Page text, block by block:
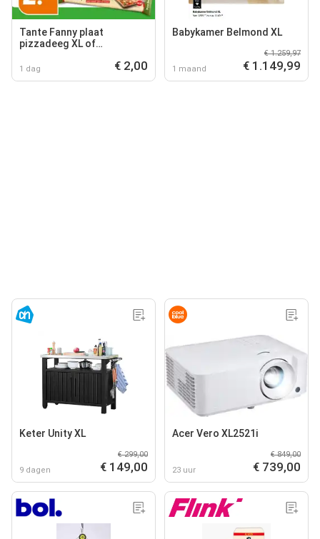
Tante Fanny plaat
pizzadeeg XL of
1 dag € 2,00
Babykamer Belmond XL
1 maand
€ 1.259,97
€ 1.149,99
Keter Unity XL
9 dagen
€ 299,00
€ 149,00
Acer Vero XL2521i
23 uur
€ 849,00
€ 739,00